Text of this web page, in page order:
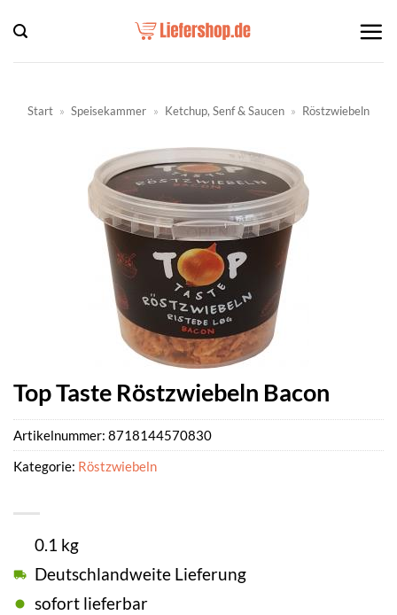
Inhalt
springen
Start » Speisekammer » Ketchup, Senf & Saucen » Röstzwiebeln
Top Taste Röstzwiebeln Bacon
0.1 kg
Deutschlandweite Lieferung
sofort lieferbar
Artikelnummer: 8718144570830
Kategorie: Röstzwiebeln